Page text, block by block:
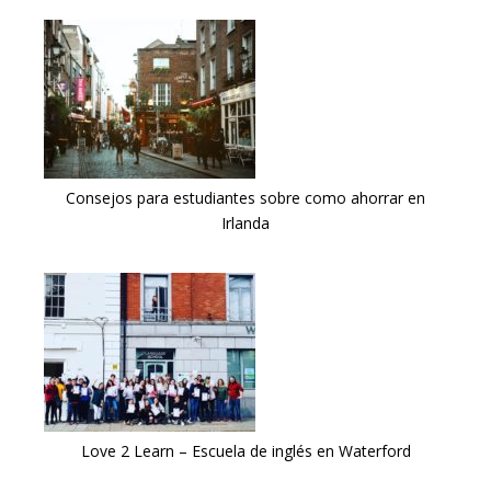
Consejos para estudiantes sobre como ahorrar en
Irlanda
Love 2 Learn – Escuela de inglés en Waterford